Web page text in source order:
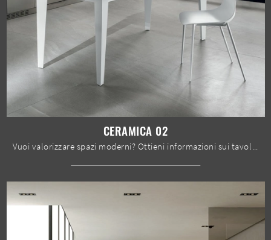
CERAMICA 02
Vuoi valorizzare spazi moderni? Ottieni informazioni sui tavoli moderni allungabili: il modello da cucina Ceramica 02 ti aspetta.